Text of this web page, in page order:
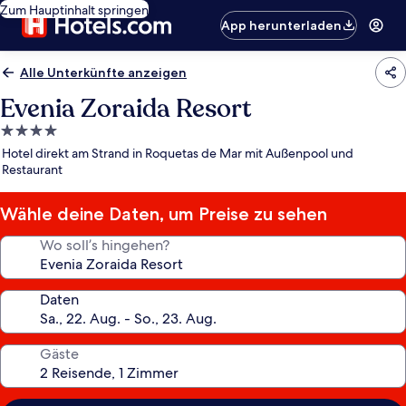
Zum Hauptinhalt springen
App herunterladen
Alle Unterkünfte anzeigen
Evenia Zoraida Resort
4.0-
Sterne-
Unterkunft
Hotel direkt am Strand in Roquetas de Mar mit Außenpool und
Restaurant
Wähle deine Daten, um Preise zu sehen
Wo soll’s hingehen?
Daten
Gäste